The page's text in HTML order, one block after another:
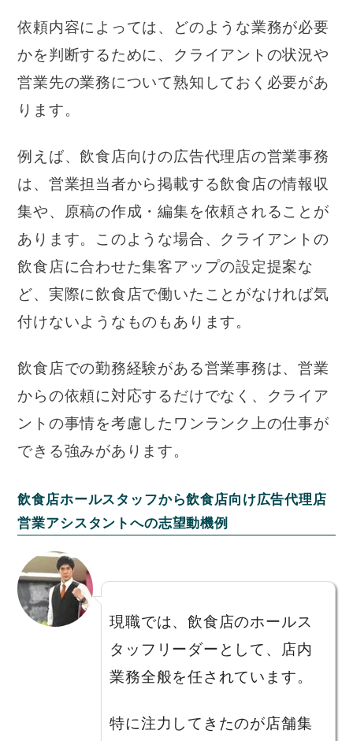
依頼内容によっては、どのような業務が必要
かを判断するために、クライアントの状況や
営業先の業務について熟知しておく必要があ
ります。
例えば、飲食店向けの広告代理店の営業事務
は、営業担当者から掲載する飲食店の情報収
集や、原稿の作成・編集を依頼されることが
あります。このような場合、クライアントの
飲食店に合わせた集客アップの設定提案な
ど、実際に飲食店で働いたことがなければ気
付けないようなものもあります。
飲食店での勤務経験がある営業事務は、営業
からの依頼に対応するだけでなく、クライア
ントの事情を考慮したワンランク上の仕事が
できる強みがあります。
飲食店ホールスタッフから飲食店向け広告代理店
営業アシスタントへの志望動機例
現職では、飲食店のホールス
タッフリーダーとして、店内
業務全般を任されています。
特に注力してきたのが店舗集